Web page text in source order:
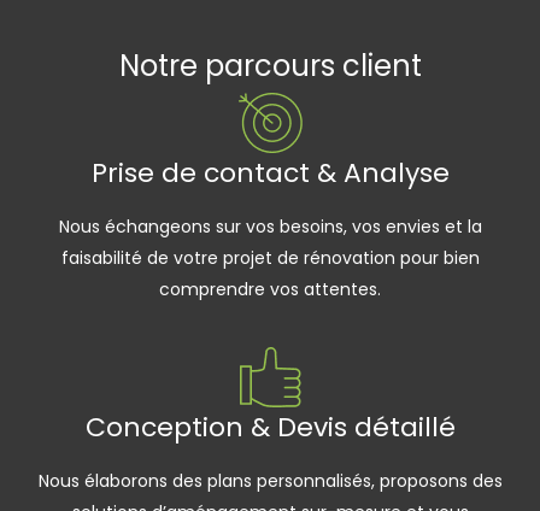
Notre parcours client
Prise de contact & Analyse
Nous échangeons sur vos besoins, vos envies et la
faisabilité de votre projet de rénovation pour bien
comprendre vos attentes.
Conception & Devis détaillé
Nous élaborons des plans personnalisés, proposons des